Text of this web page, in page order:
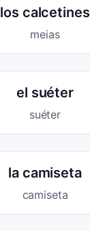
los calcetines
meias
el suéter
suéter
la camiseta
camiseta